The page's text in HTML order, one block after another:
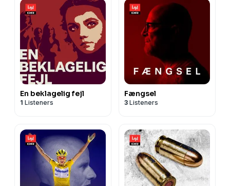
En beklagelig fejl
1 Listeners
Fængsel
3 Listeners